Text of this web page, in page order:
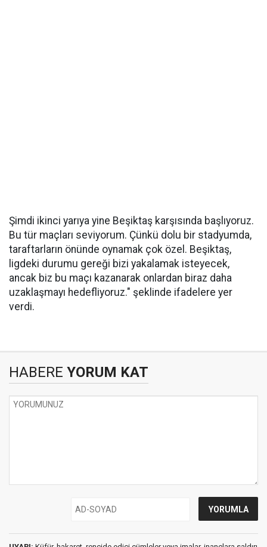
Şimdi ikinci yarıya yine Beşiktaş karşısında başlıyoruz.
Bu tür maçları seviyorum. Çünkü dolu bir stadyumda,
taraftarların önünde oynamak çok özel. Beşiktaş,
ligdeki durumu gereği bizi yakalamak isteyecek,
ancak biz bu maçı kazanarak onlardan biraz daha
uzaklaşmayı hedefliyoruz." şeklinde ifadelere yer
verdi.
HABERE YORUM KAT